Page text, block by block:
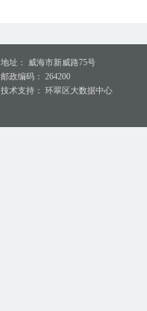
地址： 威海市新威路75号
邮政编码： 264200
技术支持： 环翠区大数据中心